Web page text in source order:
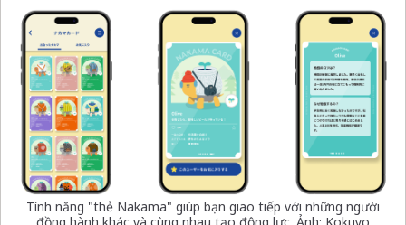
Tính năng "thẻ Nakama" giúp bạn giao tiếp với những người